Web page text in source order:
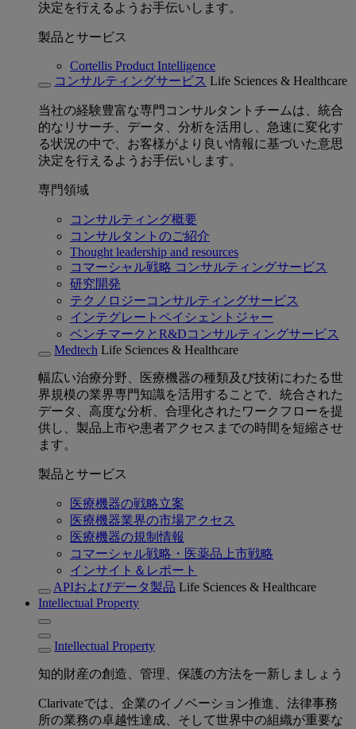
決定を行えるようお手伝いします。
製品とサービス
Cortellis Product Intelligence
コンサルティングサービス Life Sciences & Healthcare
当社の経験豊富な専門コンサルタントチームは、統合
的なリサーチ、データ、分析を活用し、急速に変化す
る状況の中で、お客様がより良い情報に基づいた意思
決定を行えるようお手伝いします。
専門領域
コンサルティング概要
コンサルタントのご紹介
Thought leadership and resources
コマーシャル戦略 コンサルティングサービス
研究開発
テクノロジーコンサルティングサービス
インテグレートペイシェントジャー
ベンチマークとR&Dコンサルティングサービス
Medtech Life Sciences & Healthcare
幅広い治療分野、医療機器の種類及び技術にわたる世
界規模の業界専門知識を活用することで、統合された
データ、高度な分析、合理化されたワークフローを提
供し、製品上市や患者アクセスまでの時間を短縮させ
ます。
製品とサービス
医療機器の戦略立案
医療機器業界の市場アクセス
医療機器の規制情報
コマーシャル戦略・医薬品上市戦略
インサイト＆レポート
APIおよびデータ製品 Life Sciences & Healthcare
Intellectual Property
Intellectual Property
知的財産の創造、管理、保護の方法を一新しましょう
Clarivateでは、企業のイノベーション推進、法律事務
所の業務の卓越性達成、そして世界中の組織が重要な